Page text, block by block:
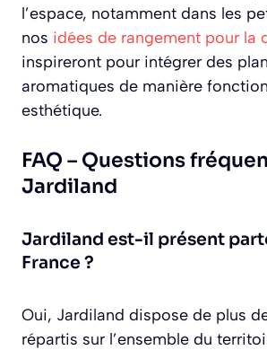
l’espace, notamment dans les
nos idées de rangement pour la
inspireront pour intégrer des
aromatiques de manière
esthétique.
FAQ – Questions
Jardiland
Jardiland est-il présent
France ?
Oui, Jardiland dispose de plus
répartis sur l’ensemble du